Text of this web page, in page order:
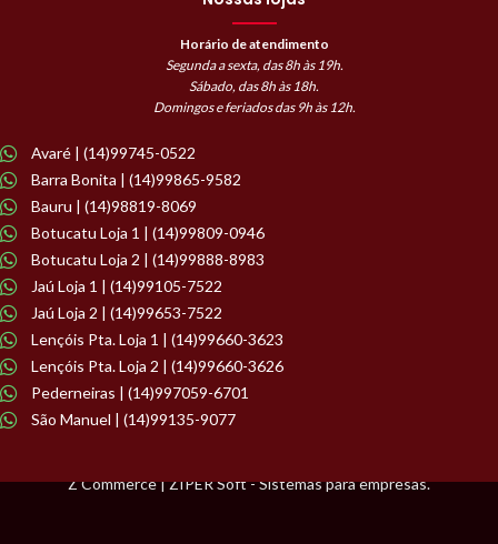
Horário de atendimento
Segunda a sexta, das 8h às 19h.
Sábado, das 8h às 18h.
Domingos e feriados das 9h às 12h.
Avaré | (14)99745-0522
Barra Bonita | (14)99865-9582
Bauru | (14)98819-8069
Botucatu Loja 1 | (14)99809-0946
Botucatu Loja 2 | (14)99888-8983
Jaú Loja 1 | (14)99105-7522
Jaú Loja 2 | (14)99653-7522
Lençóis Pta. Loja 1 | (14)99660-3623
Lençóis Pta. Loja 2 | (14)99660-3626
Pederneiras | (14)997059-6701
São Manuel | (14)99135-9077
Z Commerce | ZIPER Soft - Sistemas para empresas.